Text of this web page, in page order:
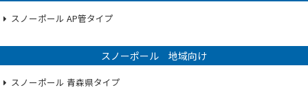
スノーポール AP管タイプ
スノーポール 地域向け
スノーポール 青森県タイプ